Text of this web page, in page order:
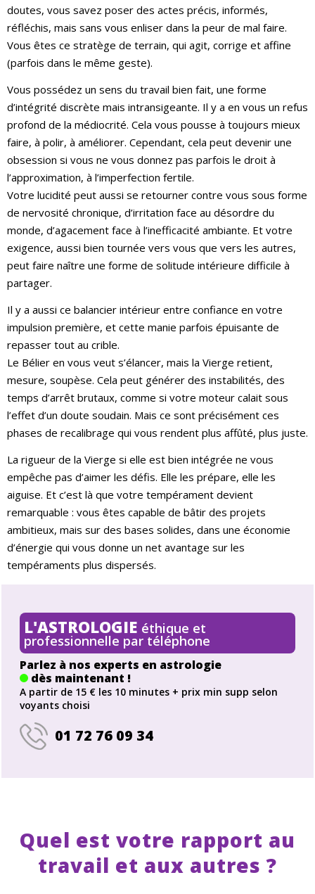
doutes, vous savez poser des actes précis, informés,
réfléchis, mais sans vous enliser dans la peur de mal faire.
Vous êtes ce stratège de terrain, qui agit, corrige et affine
(parfois dans le même geste).
Vous possédez un sens du travail bien fait, une forme
d’intégrité discrète mais intransigeante. Il y a en vous un refus
profond de la médiocrité. Cela vous pousse à toujours mieux
faire, à polir, à améliorer. Cependant, cela peut devenir une
obsession si vous ne vous donnez pas parfois le droit à
l’approximation, à l’imperfection fertile.
Votre lucidité peut aussi se retourner contre vous sous forme
de nervosité chronique, d’irritation face au désordre du
monde, d’agacement face à l’inefficacité ambiante. Et votre
exigence, aussi bien tournée vers vous que vers les autres,
peut faire naître une forme de solitude intérieure difficile à
partager.
Il y a aussi ce balancier intérieur entre confiance en votre
impulsion première, et cette manie parfois épuisante de
repasser tout au crible.
Le Bélier en vous veut s’élancer, mais la Vierge retient,
mesure, soupèse. Cela peut générer des instabilités, des
temps d’arrêt brutaux, comme si votre moteur calait sous
l’effet d’un doute soudain. Mais ce sont précisément ces
phases de recalibrage qui vous rendent plus affûté, plus juste.
La rigueur de la Vierge si elle est bien intégrée ne vous
empêche pas d’aimer les défis. Elle les prépare, elle les
aiguise. Et c’est là que votre tempérament devient
remarquable : vous êtes capable de bâtir des projets
ambitieux, mais sur des bases solides, dans une économie
d’énergie qui vous donne un net avantage sur les
tempéraments plus dispersés.
L'ASTROLOGIE éthique et
professionnelle par téléphone
Parlez à nos experts en astrologie
dès maintenant !
A partir de 15 € les 10 minutes + prix min supp selon
voyants choisi
01 72 76 09 34
Quel est votre rapport au
travail et aux autres ?